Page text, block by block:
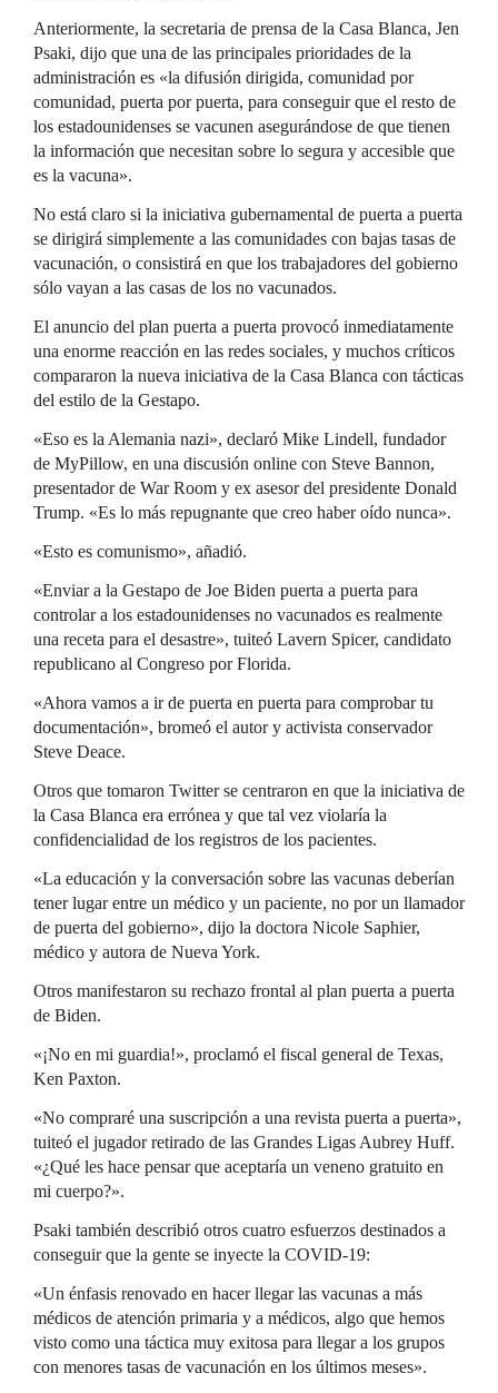
Anteriormente, la secretaria de prensa de la Casa Blanca, Jen
Psaki, dijo que una de las principales prioridades de la
administración es «la difusión dirigida, comunidad por
comunidad, puerta por puerta, para conseguir que el resto de
los estadounidenses se vacunen asegurándose de que tienen
la información que necesitan sobre lo segura y accesible que
es la vacuna».
No está claro si la iniciativa gubernamental de puerta a puerta
se dirigirá simplemente a las comunidades con bajas tasas de
vacunación, o consistirá en que los trabajadores del gobierno
sólo vayan a las casas de los no vacunados.
El anuncio del plan puerta a puerta provocó inmediatamente
una enorme reacción en las redes sociales, y muchos críticos
compararon la nueva iniciativa de la Casa Blanca con tácticas
del estilo de la Gestapo.
«Eso es la Alemania nazi», declaró Mike Lindell, fundador
de MyPillow, en una discusión online con Steve Bannon,
presentador de War Room y ex asesor del presidente Donald
Trump. «Es lo más repugnante que creo haber oído nunca».
«Esto es comunismo», añadió.
«Enviar a la Gestapo de Joe Biden puerta a puerta para
controlar a los estadounidenses no vacunados es realmente
una receta para el desastre», tuiteó Lavern Spicer, candidato
republicano al Congreso por Florida.
«Ahora vamos a ir de puerta en puerta para comprobar tu
documentación», bromeó el autor y activista conservador
Steve Deace.
Otros que tomaron Twitter se centraron en que la iniciativa de
la Casa Blanca era errónea y que tal vez violaría la
confidencialidad de los registros de los pacientes.
«La educación y la conversación sobre las vacunas deberían
tener lugar entre un médico y un paciente, no por un llamador
de puerta del gobierno», dijo la doctora Nicole Saphier,
médico y autora de Nueva York.
Otros manifestaron su rechazo frontal al plan puerta a puerta
de Biden.
«¡No en mi guardia!», proclamó el fiscal general de Texas,
Ken Paxton.
«No compraré una suscripción a una revista puerta a puerta»,
tuiteó el jugador retirado de las Grandes Ligas Aubrey Huff.
«¿Qué les hace pensar que aceptaría un veneno gratuito en
mi cuerpo?».
Psaki también describió otros cuatro esfuerzos destinados a
conseguir que la gente se inyecte la COVID-19:
«Un énfasis renovado en hacer llegar las vacunas a más
médicos de atención primaria y a médicos, algo que hemos
visto como una táctica muy exitosa para llegar a los grupos
con menores tasas de vacunación en los últimos meses».